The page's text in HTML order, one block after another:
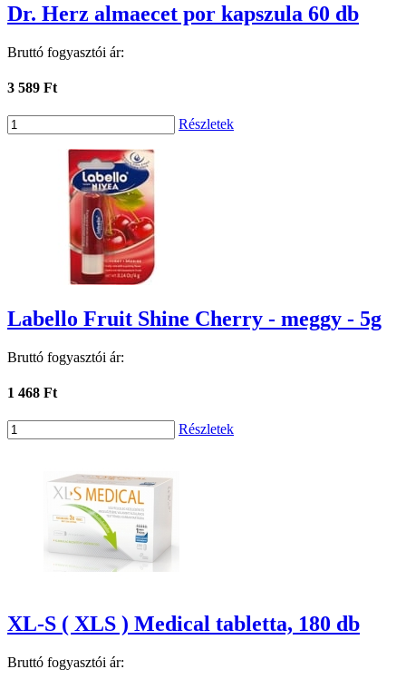
Dr. Herz almaecet por kapszula 60 db
Bruttó fogyasztói ár:
3 589 Ft
Részletek
Labello Fruit Shine Cherry - meggy - 5g
Bruttó fogyasztói ár:
1 468 Ft
Részletek
XL-S ( XLS ) Medical tabletta, 180 db
Bruttó fogyasztói ár: